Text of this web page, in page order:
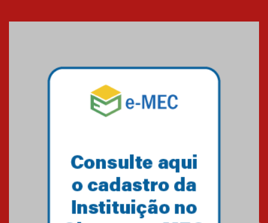
referência mundial em
Pós-Asco: evento do HUEM
debate novidades sobre
estudos e tratamentos contra
o câncer
MackPesquisa 2026 prorroga
inscrições até 14 de agosto
15.06.2026